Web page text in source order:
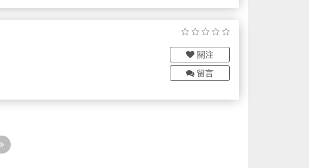
當中包含手動、氣動、電動等不同工作
接口方式和密封材料可供選擇。
貴司一起成長及合作！
關注
留言